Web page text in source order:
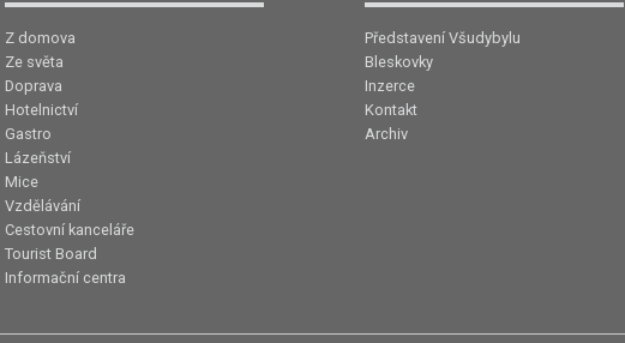
Z domova
Ze světa
Doprava
Hotelnictví
Gastro
Lázeňství
Mice
Vzdělávání
Cestovní kanceláře
Tourist Board
Informační centra
Představení Všudybylu
Bleskovky
Inzerce
Kontakt
Archiv